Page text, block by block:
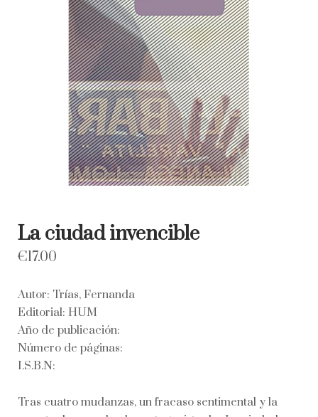
La ciudad invencible
€17.00
Autor: Trías, Fernanda
Editorial: HUM
Año de publicación:
Número de páginas:
I.S.B.N:
Tras cuatro mudanzas, un fracaso sentimental y la